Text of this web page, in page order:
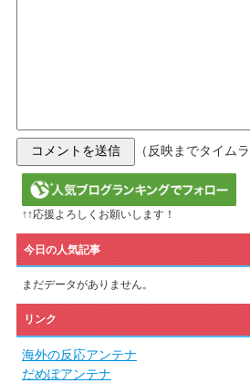
（反映までタイム
↑↑応援よろしくお願いします！
今日の人気記事
まだデータがありません。
リンク
海外の反応アンテナ
だめぽアンテナ